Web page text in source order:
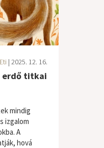
| 2025. 12. 16.
erdő titkai
mindig
izgalom
A
hová